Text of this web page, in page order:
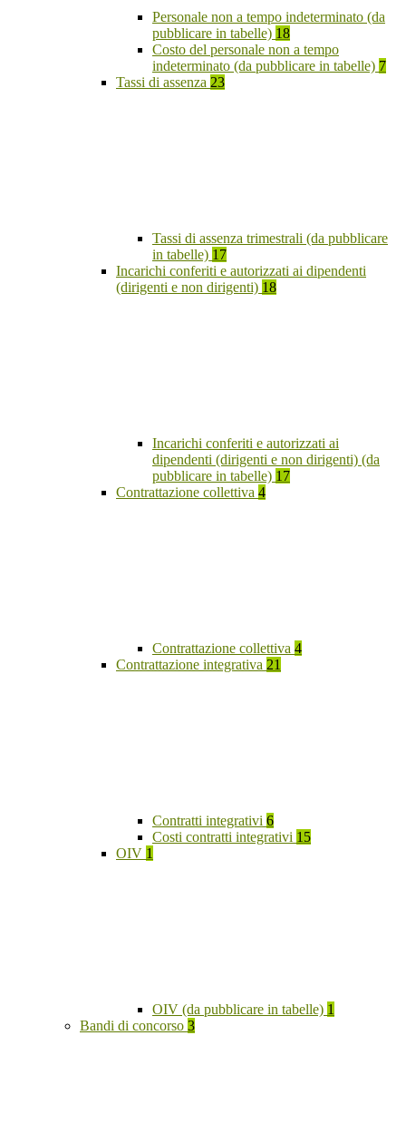
Personale non a tempo indeterminato (da
pubblicare in tabelle) 18
Costo del personale non a tempo
indeterminato (da pubblicare in tabelle) 7
Tassi di assenza 23
Tassi di assenza trimestrali (da pubblicare
in tabelle) 17
Incarichi conferiti e autorizzati ai dipendenti
(dirigenti e non dirigenti) 18
Incarichi conferiti e autorizzati ai
dipendenti (dirigenti e non dirigenti) (da
pubblicare in tabelle) 17
Contrattazione collettiva 4
Contrattazione collettiva 4
Contrattazione integrativa 21
Contratti integrativi 6
Costi contratti integrativi 15
OIV 1
OIV (da pubblicare in tabelle) 1
Bandi di concorso 3